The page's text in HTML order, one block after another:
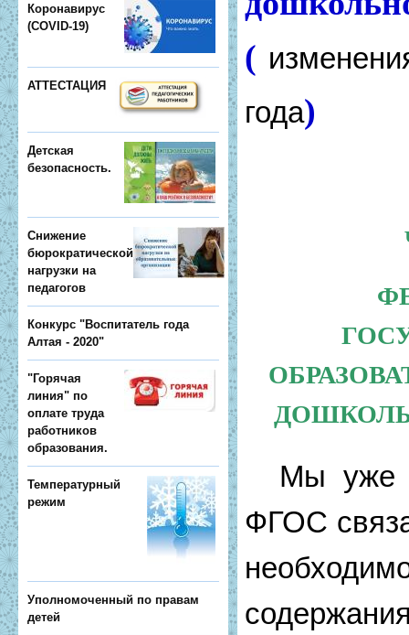
Коронавирус
(COVID-19)
АТТЕСТАЦИЯ
Детская
безопасность.
Снижение
бюрократической
нагрузки на
педагогов
Конкурс "Воспитатель года
Алтая - 2020"
"Горячая
линия" по
оплате труда
работников
образования.
Температурный
режим
Уполномоченный по правам
детей
(
года)
Мы уже
ФГОС